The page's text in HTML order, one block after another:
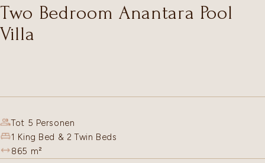
Two Bedroom Anantara Pool
Villa
Tot 5 Personen
1 King Bed & 2 Twin Beds
865 m²